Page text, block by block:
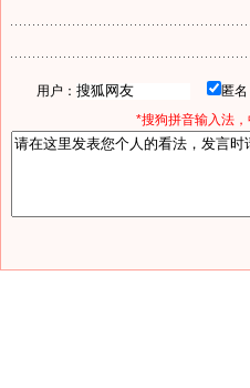
用户： 匿
*搜狗拼音输入法